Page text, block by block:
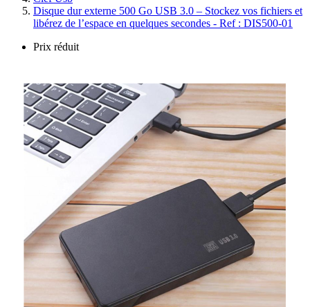
Disque dur externe 500 Go USB 3.0 – Stockez vos fichiers et
libérez de l’espace en quelques secondes - Ref : DIS500-01
Prix réduit